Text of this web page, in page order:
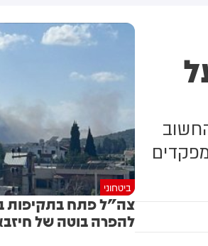
ערבי בתחום
מוסדות
הסיום.
צפויה להתקיים
בהצלחה בהמשך דרכו"
ביטחוני
צה"ל פתח בתקיפות
להפרה בוטה של